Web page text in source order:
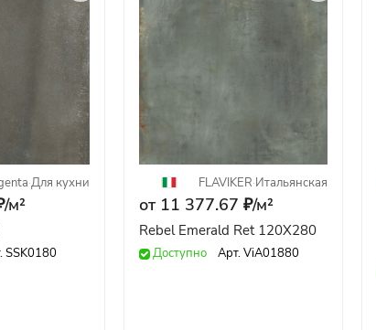
·Для кухни
м²
SSK0180
FLAVIKER·Итальянская
от 11 377.67 ₽/м²
Rebel Emerald Ret 120X280
Доступно Арт.ViA01880